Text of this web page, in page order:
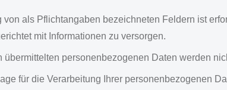
von als Pflichtangaben bezeichneten Feldern ist
mit Informationen zu versorgen.
übermittelten personenbezogenen Daten werden
für die Verarbeitung Ihrer personenbezogenen